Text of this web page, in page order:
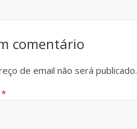
comentário
de email não será publicado.
*